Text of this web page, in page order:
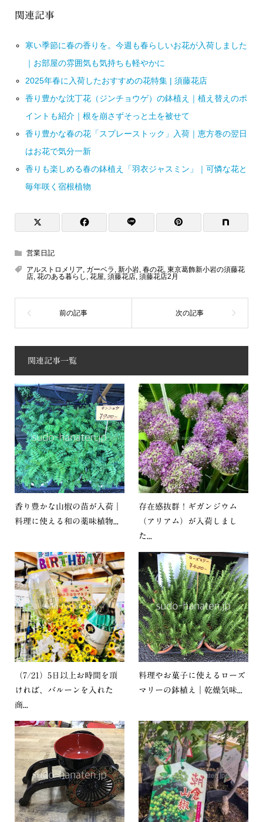
関連記事
寒い季節に春の香りを。今週も春らしいお花が入荷しました
｜お部屋の雰囲気も気持ちも軽やかに
2025年春に入荷したおすすめの花特集 | 須藤花店
香り豊かな沈丁花（ジンチョウゲ）の鉢植え｜植え替えのポ
イントも紹介｜根を崩さずそっと土を被せて
香り豊かな春の花「スプレーストック」入荷｜恵方巻の翌日
はお花で気分一新
香りも楽しめる春の鉢植え「羽衣ジャスミン」｜可憐な花と
毎年咲く宿根植物
営業日記
アルストロメリア ガーベラ 新小岩, 春の花, 東京葛飾新小岩の須藤花
店, 花のある暮らし 花屋 須藤花店, 須藤花店2月
関連記事一覧
香り豊かな山椒の苗が入荷｜
料理に使える和の薬味植物...
存在感抜群！ギガンジウム
（アリアム）が入荷しまし
た...
（7/21）5日以上お時間を頂
ければ、バルーンを入れた
商...
料理やお菓子に使えるローズ
マリーの鉢植え｜乾燥気味...